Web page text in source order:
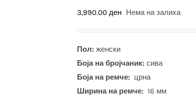
3,990.00 ден Нема на залиха
Пол: женски
Боја на бројчаник: сива
Боја на ремче: црна
Ширина на ремче: 16 мм